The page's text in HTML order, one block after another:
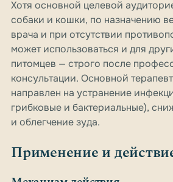
Хотя основной целевой
собаки и кошки, по назначению
врача и при отсутствии
может использоваться и для
питомцев — строго после
консультации. Основной
направлен на устранение
грибковые и бактериальные),
и облегчение зуда.
Применение и